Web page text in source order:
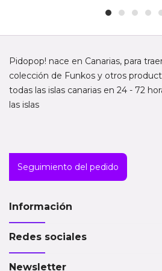
Pidopop! nace en Canarias, para
colección de Funkos y otros
todas las islas canarias en 24 - 72
las islas
Seguimiento del pedido
Información
Redes sociales
Newsletter